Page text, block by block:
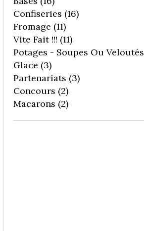
Confiseries (16)
Fromage (11)
Vite Fait !!! (11)
Potages - Soupes Ou Veloutés
Glace (3)
Partenariats (3)
Concours (2)
Macarons (2)